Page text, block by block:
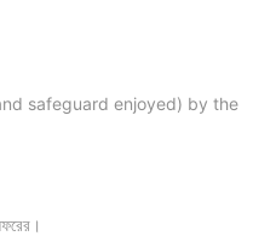
safeguard enjoyed) by the